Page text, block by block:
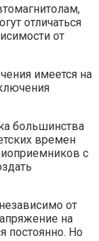
отличаться
от
имеется на
большинства
времен
с
от
на
постоянно. Но